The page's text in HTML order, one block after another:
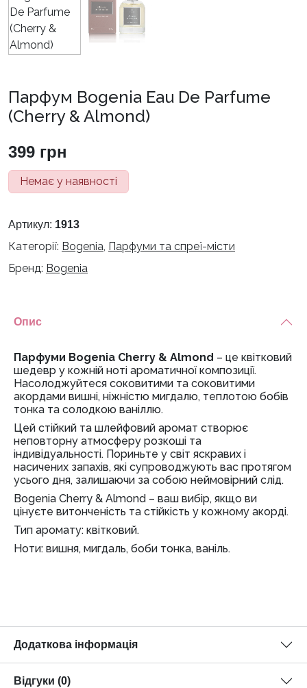
Парфум Bogenia Eau De Parfume
(Cherry & Almond)
399 грн
Немає у наявності
Артикул: 1913
Категорії: Bogenia Парфуми та спреї-місти
Бренд: Bogenia
Опис
Парфуми Bogenia Cherry & Almond – це квітковий
шедевр у кожній ноті ароматичної композиції.
Насолоджуйтеся соковитими та соковитими
акордами вишні, ніжністю мигдалю, теплотою бобів
тонка та солодкою ваніллю.
Цей стійкий та шлейфовий аромат створює
неповторну атмосферу розкоші та
індивідуальності. Пориньте у світ яскравих і
насичених запахів, які супроводжують вас протягом
усього дня, залишаючи за собою неймовірний слід.
Bogenia Cherry & Almond – ваш вибір, якщо ви
цінуєте витонченість та стійкість у кожному акорді.
Тип аромату: квітковий.
Ноти: вишня, мигдаль, боби тонка, ваніль.
Додаткова інформація
Відгуки (0)